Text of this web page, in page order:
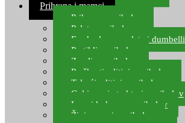
Prihrana i mamci
Prihrana za ribolov
Pelete za ribolov
Feeder lovne pelete i dumbelli
Partikli za ribolov
Zemlja za ribolov
Praškasti aditivi za ribolov
Tekući aditivi za ribolov
Gel i sprej atraktori za ribolov
Lovni kukuruz za ribolov
Živi mamci za ribolov